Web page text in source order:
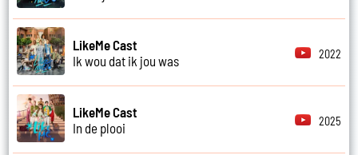
LikeMe Cast
Ik wou dat ik jou was
2022
LikeMe Cast
In de plooi
2025